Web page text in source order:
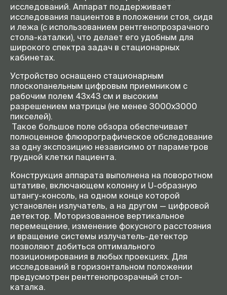
Габариты (ВхШхД), мм
1900 х 900 х 1350
Масса, кг
390
исследований. Аппарат поддерживает
исследования пациентов в положении стоя, сидя
и лежа (с использованием рентгенопрозрачного
стола-каталки), что делает его удобным для
широкого спектра задач в стационарных
кабинетах.
Устройство оснащено стационарным
плоскопанельным цифровым приемником с
рабочим полем 43х43 см и высоким
разрешением матрицы (не менее 3000х3000
пикселей).
Такое большое поле обзора обеспечивает
полноценное флюорографическое обследование
за одну экспозицию независимо от параметров
грудной клетки пациента.
Конструкция аппарата выполнена на поворотном
штативе, включающем колонну и U-образную
штангу-консоль, на одном конце которой
установлен излучатель, а на другом — цифровой
детектор. Моторизованное вертикальное
перемещение, изменение фокусного расстояния
и вращение системы излучатель-детектор
позволяют добиться оптимального
позиционирования в любых проекциях. Для
исследований в горизонтальном положении
предусмотрен рентгенопрозрачный стол-
каталка.